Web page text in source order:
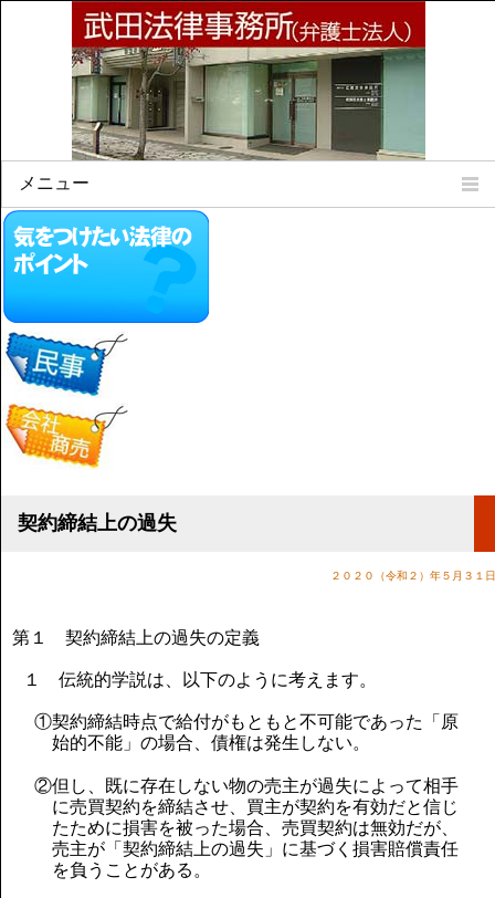
メニュー
Home
所属弁護士
法律相談案内
弁護士料について
事務所所在地
リンク集
顧問契約について
気をつけたい法律のポイント
契約締結上の過失
２０２０（令和２）年５月３１日
第１ 契約締結上の過失の定義
１ 伝統的学説は、以下のように考えます。
①契約締結時点で給付がもともと不可能であった「原
始的不能」の場合、債権は発生しない。
②但し、既に存在しない物の売主が過失によって相手
に売買契約を締結させ、買主が契約を有効だと信じ
たために損害を被った場合、売買契約は無効だが、
売主が「契約締結上の過失」に基づく損害賠償責任
を負うことがある。